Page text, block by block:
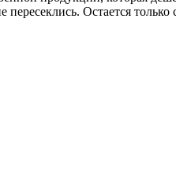
пересеклись. Остается